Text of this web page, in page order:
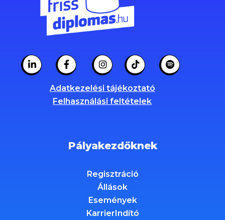
Adatkezelési tájékoztató
Felhasználási feltételek
Pályakezdőknek
Regisztráció
Állások
Események
KarrierIndító